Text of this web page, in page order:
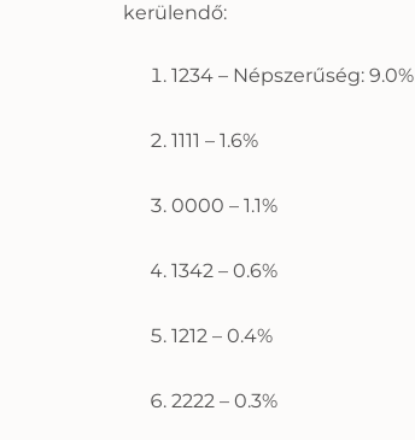
kerülendő:
1234 – Népszerűség: 9.0%
1111 – 1.6%
0000 – 1.1%
1342 – 0.6%
1212 – 0.4%
2222 – 0.3%